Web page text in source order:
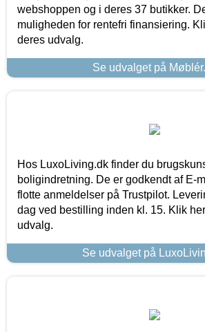
webshoppen og i deres 37 butikker.
muligheden for rentefri finansiering.
deres udvalg.
Se udvalget på
Hos LuxoLiving.dk finder du
boligindretning. De er godkendt af E-
flotte anmeldelser på Trustpilot.
dag ved bestilling inden kl. 15. Klik
udvalg.
Se udvalget på